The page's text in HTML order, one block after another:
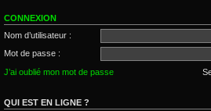
CONNEXION
Nom d’utilisateur :
Mot de passe :
J’ai oublié mon mot de passe
QUI EST EN LIGNE ?